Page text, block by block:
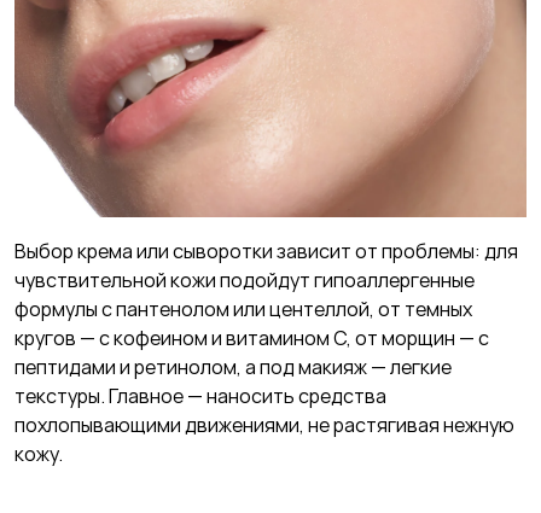
Выбор крема или сыворотки зависит от проблемы: для
чувствительной кожи подойдут гипоаллергенные
формулы с пантенолом или центеллой, от темных
кругов — с кофеином и витамином С, от морщин — с
пептидами и ретинолом, а под макияж — легкие
текстуры. Главное — наносить средства
похлопывающими движениями, не растягивая нежную
кожу.